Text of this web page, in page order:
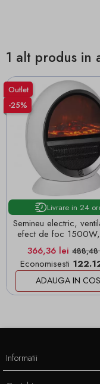
1 alt produs in
Outlet
-25%
Livrare in 24
Semineu electric,
efect de foc
Pret
366,36 lei Pret de
488,48
Economisesti
ADAUGA IN COS
Informatii